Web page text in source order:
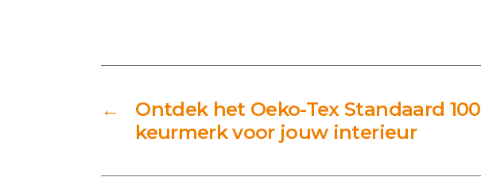
←
Ontdek het Oeko-Tex Standaard 100
keurmerk voor jouw interieur